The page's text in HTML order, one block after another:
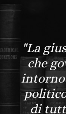
"La
che
intorno
di